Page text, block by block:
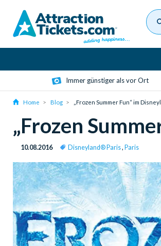
content
Immer günstiger als vor Ort
Home Blog „Frozen Summer Fun“ im
„Frozen
10.08.2016 Disneyland® Paris, Paris